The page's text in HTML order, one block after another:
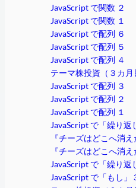
JavaScript で関数 ２
JavaScript で関数 １
JavaScript で配列 ６
JavaScript で配列 ５
JavaScript で配列 ４
テーマ株投資（３カ月
JavaScript で配列 ３
JavaScript で配列 ２
JavaScript で配列 １
JavaScript で「繰り返
『チーズはどこへ消
『チーズはどこへ消
JavaScript で「繰り返
JavaScript で「もし」